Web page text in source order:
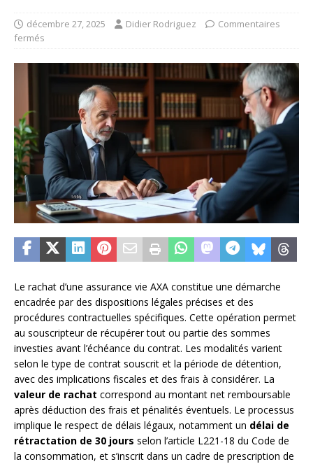
décembre 27, 2025 Didier Rodriguez
Commentaires
fermés
Le rachat d’une assurance vie AXA constitue une démarche
encadrée par des dispositions légales précises et des
procédures contractuelles spécifiques. Cette opération permet
au souscripteur de récupérer tout ou partie des sommes
investies avant l’échéance du contrat. Les modalités varient
selon le type de contrat souscrit et la période de détention,
avec des implications fiscales et des frais à considérer. La
valeur de rachat correspond au montant net remboursable
après déduction des frais et pénalités éventuels. Le processus
implique le respect de délais légaux, notamment un délai de
rétractation de 30 jours selon l’article L221-18 du Code de
la consommation, et s’inscrit dans un cadre de prescription de